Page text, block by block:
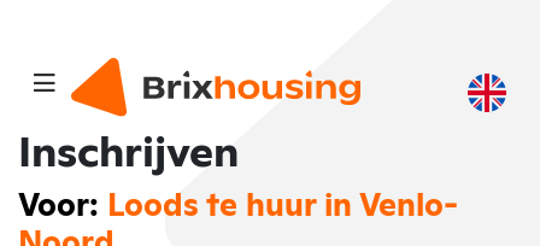
Inschrijven
Voor: Loods te huur in Venlo-